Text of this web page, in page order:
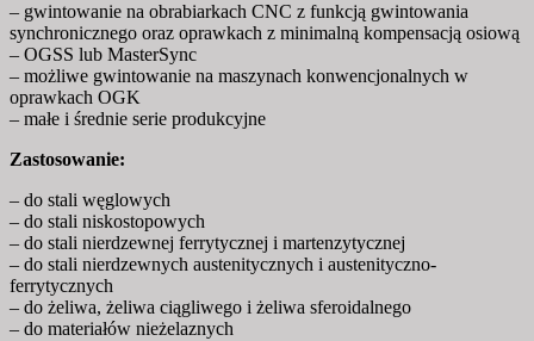
– gwintowanie na obrabiarkach CNC z funkcją gwintowania
synchronicznego oraz oprawkach z minimalną kompensacją osiową
– OGSS lub MasterSync
– możliwe gwintowanie na maszynach konwencjonalnych w
oprawkach OGK
– małe i średnie serie produkcyjne
Zastosowanie:
– do stali węglowych
– do stali niskostopowych
– do stali nierdzewnej ferrytycznej i martenzytycznej
– do stali nierdzewnych austenitycznych i austenityczno-
ferrytycznych
– do żeliwa, żeliwa ciągliwego i żeliwa sferoidalnego
– do materiałów nieżelaznych